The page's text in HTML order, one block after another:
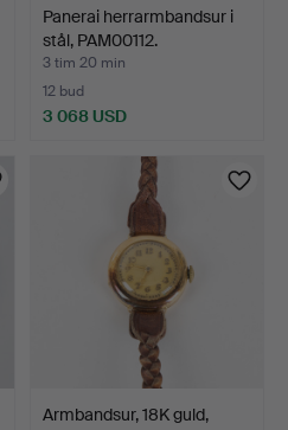
Panerai herrarmbandsur i
stål, PAM00112.
3 tim 20 min
12 bud
3 068 USD
Armbandsur, 18K guld,